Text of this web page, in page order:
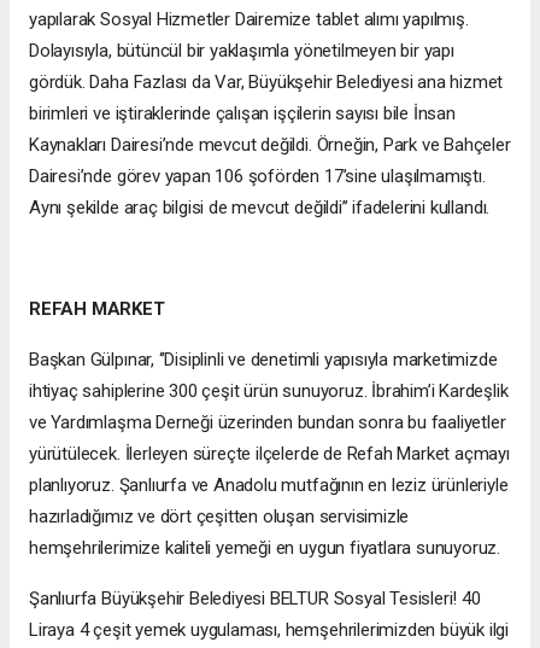
yapılarak Sosyal Hizmetler Dairemize tablet alımı yapılmış.
Dolayısıyla, bütüncül bir yaklaşımla yönetilmeyen bir yapı
gördük. Daha Fazlası da Var, Büyükşehir Belediyesi ana hizmet
birimleri ve iştiraklerinde çalışan işçilerin sayısı bile İnsan
Kaynakları Dairesi’nde mevcut değildi. Örneğin, Park ve Bahçeler
Dairesi’nde görev yapan 106 şoförden 17’sine ulaşılmamıştı.
Aynı şekilde araç bilgisi de mevcut değildi’’ ifadelerini kullandı.
REFAH MARKET
Başkan Gülpınar, ‘’Disiplinli ve denetimli yapısıyla marketimizde
ihtiyaç sahiplerine 300 çeşit ürün sunuyoruz. İbrahim’i Kardeşlik
ve Yardımlaşma Derneği üzerinden bundan sonra bu faaliyetler
yürütülecek. İlerleyen süreçte ilçelerde de Refah Market açmayı
planlıyoruz. Şanlıurfa ve Anadolu mutfağının en leziz ürünleriyle
hazırladığımız ve dört çeşitten oluşan servisimizle
hemşehrilerimize kaliteli yemeği en uygun fiyatlara sunuyoruz.
Şanlıurfa Büyükşehir Belediyesi BELTUR Sosyal Tesisleri! 40
Liraya 4 çeşit yemek uygulaması, hemşehrilerimizden büyük ilgi